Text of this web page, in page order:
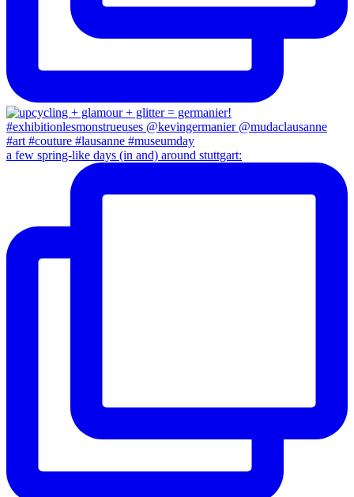
a few spring-like days (in and) around stuttgart: